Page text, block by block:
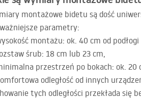
montażowe bidetu są dość
parametry:
montażu: ok. 40 cm od
śrub: 18 cm lub 23 cm,
przestrzeń po bokach: ok. 20
odległość od innych
tych odległości przekłada się